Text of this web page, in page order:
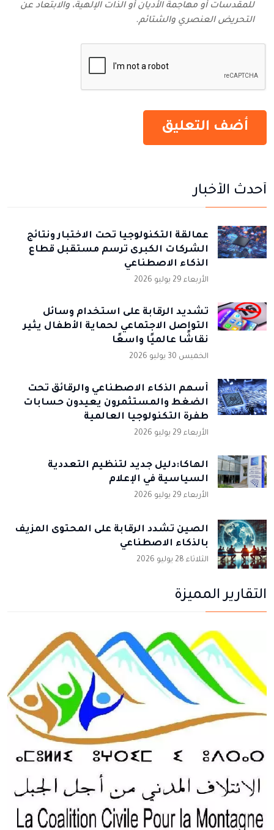
للمقدسات أو مهاجمة الأديان أو الذات الإلهية، والابتعاد عن
التحريض العنصري والشتائم‬.
أحدث الأخبار
عمالقة التكنولوجيا تحت الاختبار ونتائج
الشركات الكبرى ترسم مستقبل قطاع
الذكاء الاصطناعي
الأربعاء 29 يوليو 2026
تشديد الرقابة على استخدام وسائل
التواصل الاجتماعي لحماية الأطفال يثير
نقاشًا عالميًا واسعًا
الخميس 30 يوليو 2026
أسهم الذكاء الاصطناعي والرقائق تحت
الضغط والمستثمرون يعيدون حسابات
طفرة التكنولوجيا العالمية
الأربعاء 29 يوليو 2026
الهاكا:دليل جديد لتنظيم التعددية
السياسية في الإعلام
الأربعاء 29 يوليو 2026
الصين تشدد الرقابة على المحتوى المزيف
بالذكاء الاصطناعي
الثلاثاء 28 يوليو 2026
التقارير المميزة